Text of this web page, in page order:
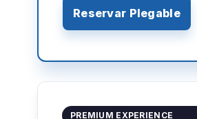
Reservar Plegable
PREMIUM EXPERIENCE